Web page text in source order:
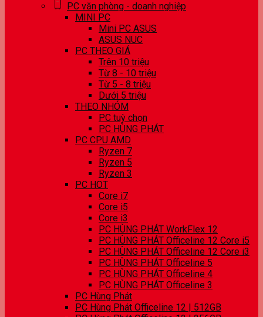
PC văn phòng - doanh nghiệp
MINI PC
Mini PC ASUS
ASUS NUC
PC THEO GIÁ
Trên 10 triệu
Từ 8 - 10 triệu
Từ 5 - 8 triệu
Dưới 5 triệu
THEO NHÓM
PC tuỳ chọn
PC HÙNG PHÁT
PC CPU AMD
Ryzen 7
Ryzen 5
Ryzen 3
PC HOT
Core i7
Core i5
Core i3
PC HÙNG PHÁT WorkFlex 12
PC HÙNG PHÁT Officeline 12 Core i5
PC HÙNG PHÁT Officeline 12 Core i3
PC HÙNG PHÁT Officeline 5
PC HÙNG PHÁT Officeline 4
PC HÙNG PHÁT Officeline 3
PC Hùng Phát
PC Hùng Phát Officeline 12 | 512GB